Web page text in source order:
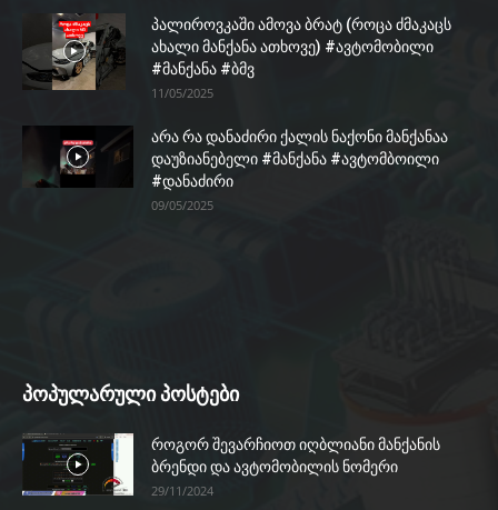
პალიროვკაში ამოვა ბრატ (როცა ძმაკაცს
ახალი მანქანა ათხოვე) #ავტომობილი
#მანქანა #ბმვ
11/05/2025
არა რა დანაძირი ქალის ნაქონი მანქანაა
დაუზიანებელი #მანქანა #ავტომბოილი
#დანაძირი
09/05/2025
პოპულარული პოსტები
როგორ შევარჩიოთ იღბლიანი მანქანის
ბრენდი და ავტომობილის ნომერი
29/11/2024